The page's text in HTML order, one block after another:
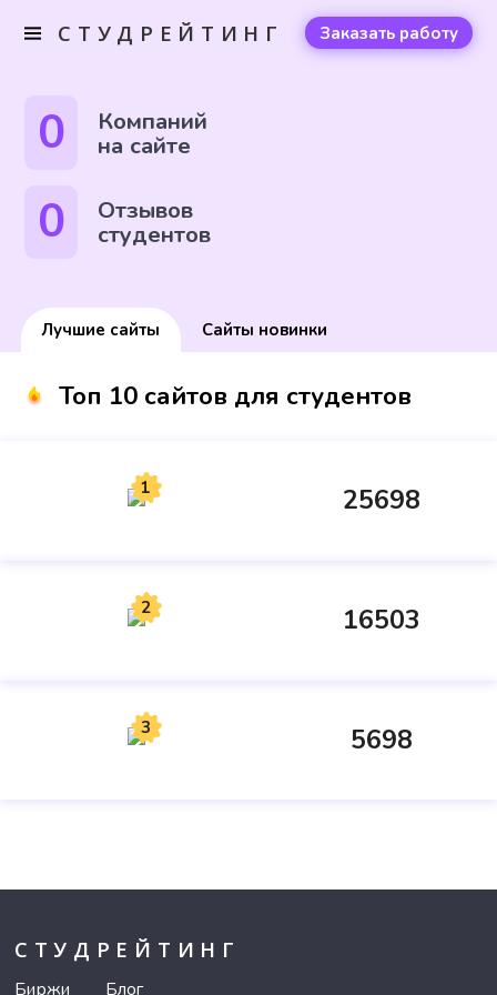
СТУДРЕЙТИНГ Заказать работу
0 Компаний
на сайте
0 Отзывов
студентов
Лучшие сайты Сайты новинки
Топ 10 сайтов для студентов
1 25698
2 16503
3 5698
СТУДРЕЙТИНГ
Биржи Блог